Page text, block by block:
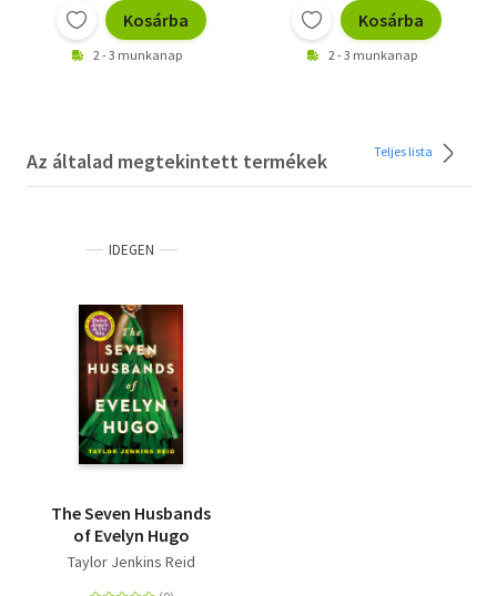
Kosárba
2 - 3 munkanap
Kosárba
2 - 3 munkanap
Az általad megtekintett termékek Teljes lista
IDEGEN
The Seven Husbands
of Evelyn Hugo
Taylor Jenkins Reid